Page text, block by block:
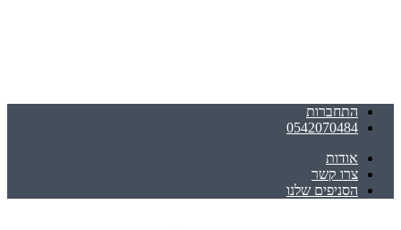
התחברות
0542070484
אודות
צרו קשר
הסניפים שלנו